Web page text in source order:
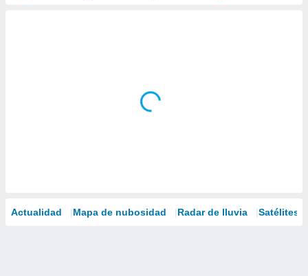
Actualidad Mapa de nubosidad Radar de lluvia Satélites